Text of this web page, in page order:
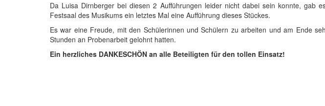
Da Luisa Dirnberger bei diesen 2 Aufführungen leider nicht dabei sein konnte, gab
Festsaal des Musikums ein letztes Mal eine Aufführung dieses Stückes.
Es war eine Freude, mit den Schülerinnen und Schülern zu arbeiten und am Ende
Stunden an Probenarbeit gelohnt hatten.
Ein herzliches DANKESCHÖN an alle Beteiligten für den tollen Einsatz!